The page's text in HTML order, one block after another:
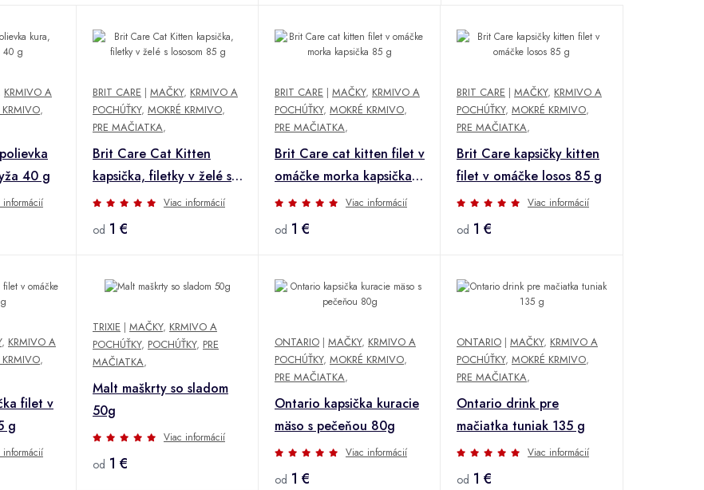
KRMIVO A
,
40 g
informácií
BRIT CARE | MAČKY, KRMIVO A
POCHÚŤKY, MOKRÉ KRMIVO,
PRE MAČIATKA,
Brit Care Cat Kitten
kapsička, filetky v želé s
lososom 85 gViac informácií
od 1 €
BRIT CARE | MAČKY, KRMIVO A
POCHÚŤKY, MOKRÉ KRMIVO,
PRE MAČIATKA,
Brit Care cat kitten filet v
omáčke morka kapsička
85 g
Viac informácií
od 1 €
BRIT CARE | MAČKY, KRMIVO A
POCHÚŤKY, MOKRÉ KRMIVO,
PRE MAČIATKA,
Brit Care kapsičky kitten
filet v omáčke losos 85 g
Viac informácií
od 1 €
, KRMIVO A
,
filet v
g
informácií
TRIXIE | MAČKY, KRMIVO A
POCHÚŤKY, POCHÚŤKY, PRE
MAČIATKA,
Malt maškrty so sladom
50g
Viac informácií
od 1 €
ONTARIO | MAČKY, KRMIVO A
POCHÚŤKY, MOKRÉ KRMIVO,
PRE MAČIATKA,
Ontario kapsička kuracie
mäso s pečeňou 80g
Viac informácií
od 1 €
ONTARIO | MAČKY, KRMIVO A
POCHÚŤKY, MOKRÉ KRMIVO,
PRE MAČIATKA,
Ontario drink pre
mačiatka tuniak 135 g
Viac informácií
od 1 €